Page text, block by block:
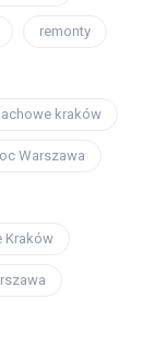
remonty
kraków
Warszawa
Kraków